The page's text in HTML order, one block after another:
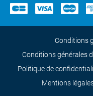
Conditions
Conditions générales
Politique de
Mentions